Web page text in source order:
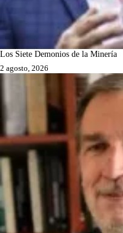
Los Siete Demonios de la Minería
2 agosto, 2026